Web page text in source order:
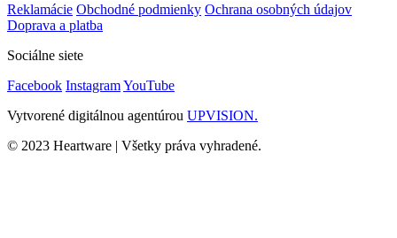
Reklamácie Obchodné podmienky Ochrana osobných údajov
Doprava a platba
Sociálne siete
Facebook InstagramYouTube
Vytvorené digitálnou agentúrou UPVISION.
© 2023 Heartware | Všetky práva vyhradené.